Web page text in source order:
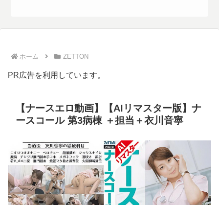
ホーム ZETTON
PR広告を利用しています。
【ナースエロ動画】【AIリマスター版】ナ
ースコール 第3病棟 ＋担当＋衣川音寧